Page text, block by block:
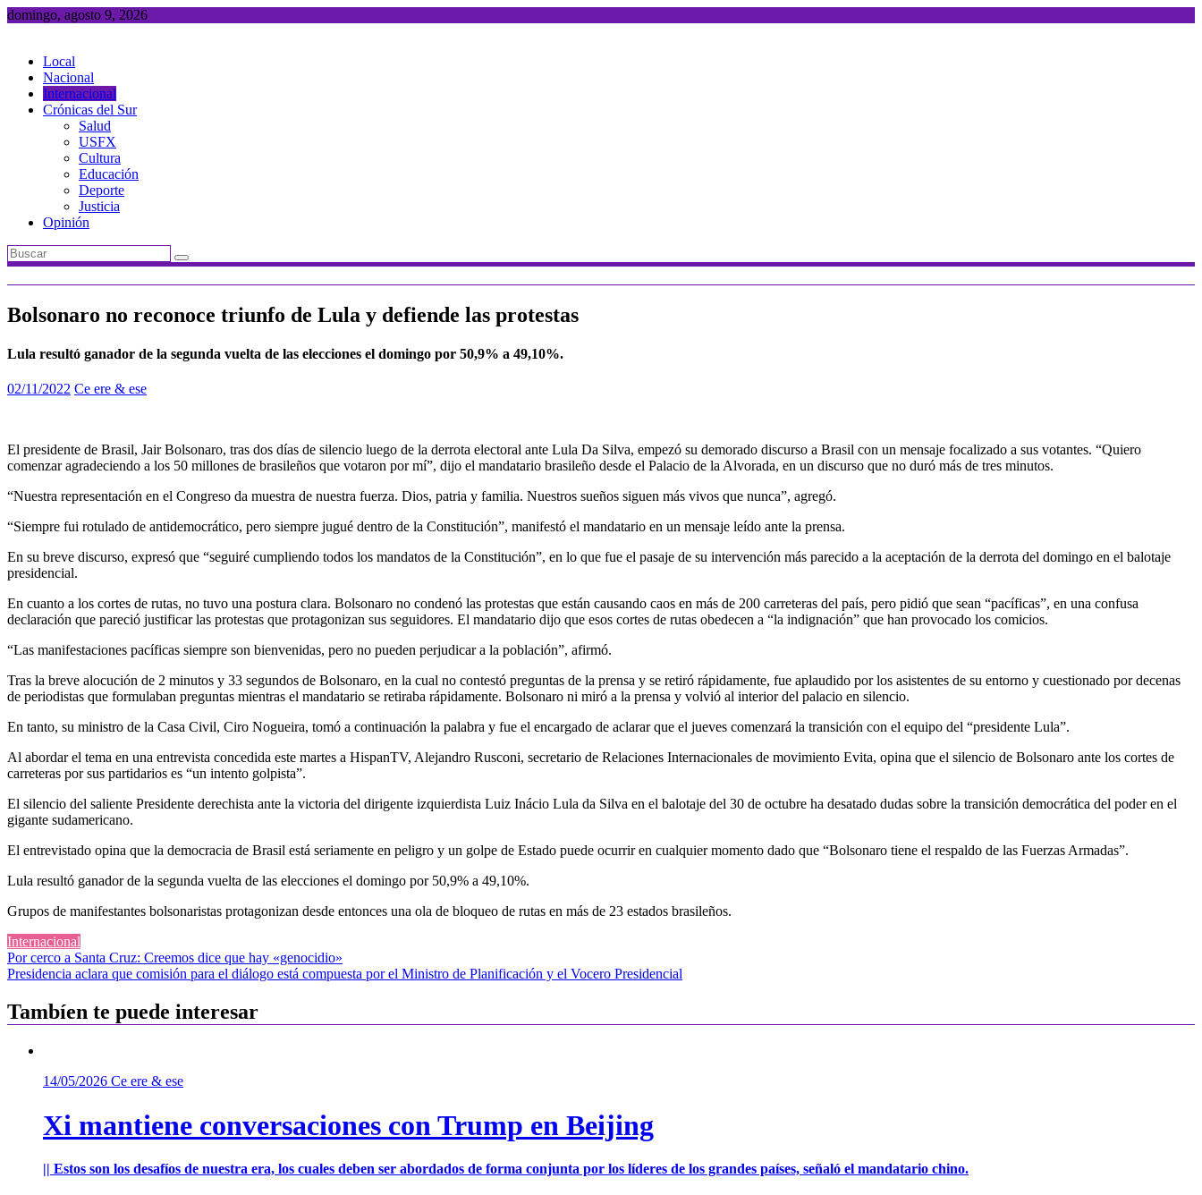
Saltar
domingo, agosto 9, 2026
Local
Nacional
Internacional
Crónicas del Sur
Salud
USFX
Cultura
Educación
Deporte
Justicia
Opinión
Bolsonaro no reconoce triunfo de Lula y defiende las protestas
Lula resultó ganador de la segunda vuelta de las elecciones el domingo por 50,9% a 49,10%.
02/11/2022 Ce ere & ese
El presidente de Brasil, Jair Bolsonaro, tras dos días de silencio luego de la derrota electoral ante Lula Da Silva, empezó su demorado discurso a Brasil con un mensaje focalizado a sus votantes. “Quiero
comenzar agradeciendo a los 50 millones de brasileños que votaron por mí”, dijo el mandatario brasileño desde el Palacio de la Alvorada, en un discurso que no duró más de tres minutos.
“Nuestra representación en el Congreso da muestra de nuestra fuerza. Dios, patria y familia. Nuestros sueños siguen más vivos que nunca”, agregó.
“Siempre fui rotulado de antidemocrático, pero siempre jugué dentro de la Constitución”, manifestó el mandatario en un mensaje leído ante la prensa.
En su breve discurso, expresó que “seguiré cumpliendo todos los mandatos de la Constitución”, en lo que fue el pasaje de su intervención más parecido a la aceptación de la derrota del domingo en el balotaje
presidencial.
En cuanto a los cortes de rutas, no tuvo una postura clara. Bolsonaro no condenó las protestas que están causando caos en más de 200 carreteras del país, pero pidió que sean “pacíficas”, en una confusa
declaración que pareció justificar las protestas que protagonizan sus seguidores. El mandatario dijo que esos cortes de rutas obedecen a “la indignación” que han provocado los comicios.
“Las manifestaciones pacíficas siempre son bienvenidas, pero no pueden perjudicar a la población”, afirmó.
Tras la breve alocución de 2 minutos y 33 segundos de Bolsonaro, en la cual no contestó preguntas de la prensa y se retiró rápidamente, fue aplaudido por los asistentes de su entorno y cuestionado por decenas
de periodistas que formulaban preguntas mientras el mandatario se retiraba rápidamente. Bolsonaro ni miró a la prensa y volvió al interior del palacio en silencio.
En tanto, su ministro de la Casa Civil, Ciro Nogueira, tomó a continuación la palabra y fue el encargado de aclarar que el jueves comenzará la transición con el equipo del “presidente Lula”.
Al abordar el tema en una entrevista concedida este martes a HispanTV, Alejandro Rusconi, secretario de Relaciones Internacionales de movimiento Evita, opina que el silencio de Bolsonaro ante los cortes de
carreteras por sus partidarios es “un intento golpista”.
El silencio del saliente Presidente derechista ante la victoria del dirigente izquierdista Luiz Inácio Lula da Silva en el balotaje del 30 de octubre ha desatado dudas sobre la transición democrática del poder en el
gigante sudamericano.
El entrevistado opina que la democracia de Brasil está seriamente en peligro y un golpe de Estado puede ocurrir en cualquier momento dado que “Bolsonaro tiene el respaldo de las Fuerzas Armadas”.
Lula resultó ganador de la segunda vuelta de las elecciones el domingo por 50,9% a 49,10%.
Grupos de manifestantes bolsonaristas protagonizan desde entonces una ola de bloqueo de rutas en más de 23 estados brasileños.
Internacional
Navegación
de
entradas
Por cerco a Santa Cruz: Creemos dice que hay «genocidio»
Presidencia aclara que comisión para el diálogo está compuesta por el Ministro de Planificación y el Vocero Presidencial
Tambíen te puede interesar
14/05/2026 Ce ere & ese
Xi mantiene conversaciones con Trump en Beijing
|| Estos son los desafíos de nuestra era, los cuales deben ser abordados de forma conjunta por los líderes de los grandes países, señaló el mandatario chino.